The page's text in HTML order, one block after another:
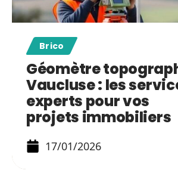
Brico
Géomètre
Vaucluse : les
experts pour vos
projets immobiliers
17/01/2026